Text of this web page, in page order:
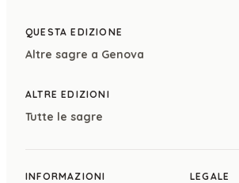
QUESTA EDIZIONE
Altre sagre a Genova
ALTRE EDIZIONI
Tutte le sagre
INFORMAZIONI LEGALE